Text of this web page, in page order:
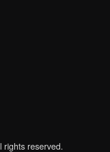
rights reserved.